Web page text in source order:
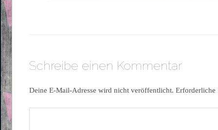
Schreibe einen Kommentar
Deine E-Mail-Adresse wird nicht veröffentlicht.